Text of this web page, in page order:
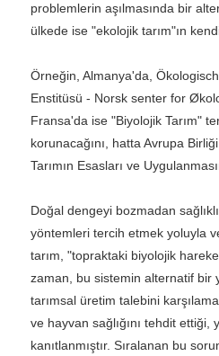
problemlerin aşılmasında bir
ülkede ise "ekolojik tarım"ın
Örneğin, Almanya'da,
Enstitüsü - Norsk senter for
Fransa'da ise "Biyolojik Tarım"
korunacağını, hatta Avrupa
Tarımın Esasları ve
Doğal dengeyi bozmadan
yöntemleri tercih etmek yoluyla
tarım, "topraktaki biyolojik
zaman, bu sistemin alternatif bir
tarımsal üretim talebini
ve hayvan sağlığını tehdit
kanıtlanmıştır. Sıralanan bu